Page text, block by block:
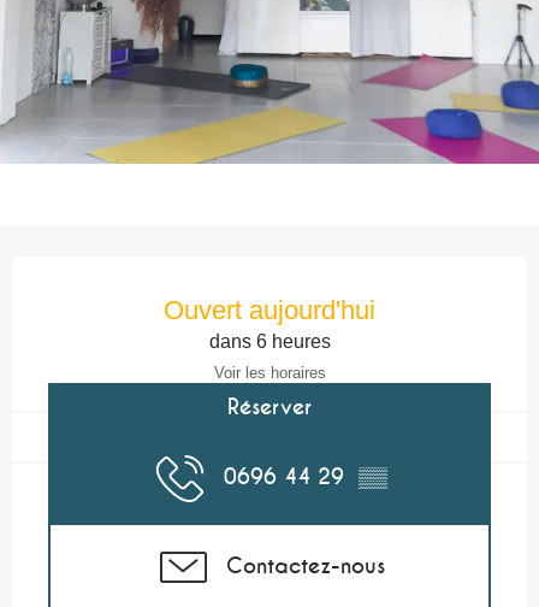
Ouvert aujourd'hui
dans 6 heures
Voir les horaires
Réserver
0696 44 29 ▒▒
Contactez-nous